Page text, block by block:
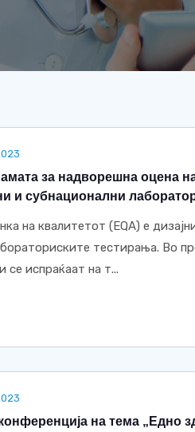
за надворешна оцена
и субнационални
на квалитетот (EQA) е
тестирања. Во
испраќаат на т...
на тема „Едно